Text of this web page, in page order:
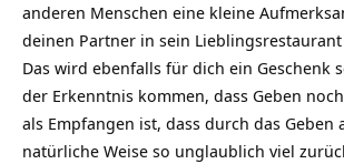
anderen Menschen eine kleine
deinen Partner in sein Lieblingsrestaurant
Das wird ebenfalls für dich ein Geschenk
der Erkenntnis kommen, dass Geben
als Empfangen ist, dass durch das Geben
natürliche Weise so unglaublich viel